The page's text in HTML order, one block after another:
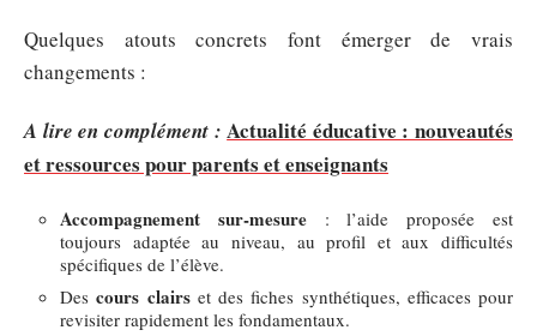
Quelques atouts concrets font émerger de vrais
changements :
A lire en complément : Actualité éducative : nouveautés
et ressources pour parents et enseignants
Accompagnement sur-mesure: l’aide proposée est
toujours adaptée au niveau, au profil et aux difficultés
spécifiques de l’élève.
Descours clairset des fiches synthétiques, efficaces pour
revisiter rapidement les fondamentaux.